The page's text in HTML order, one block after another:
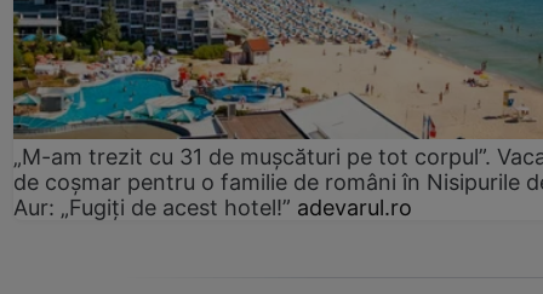
„M-am trezit cu 31 de mușcături pe tot corpul”.
de coșmar pentru o familie de români în Nisipurile
Aur: „Fugiți de acest hotel!” adevarul.ro